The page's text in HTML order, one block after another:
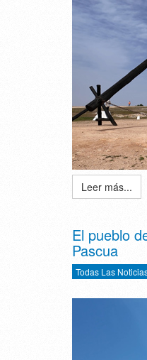
Leer más...
El pueblo
Pascua
Todas Las